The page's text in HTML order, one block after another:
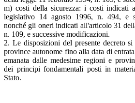
m) costi della sicurezza: i costi indicati
legislativo 14 agosto 1996, n. 494, e
nonché gli oneri indicati all'articolo 31
n. 109, e successive modificazioni.
2. Le disposizioni del presente decreto
province autonome fino alla data di
emanata dalle medesime regioni e
dei principi fondamentali posti in
Stato.